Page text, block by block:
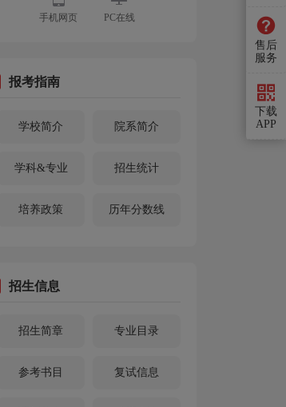
手机网页 PC在线
报考指南
学校简介 院系简介
学科&专业 招生统计
培养政策 历年分数线
招生信息
招生简章 专业目录
参考书目 复试信息
售后
服务
下载
APP